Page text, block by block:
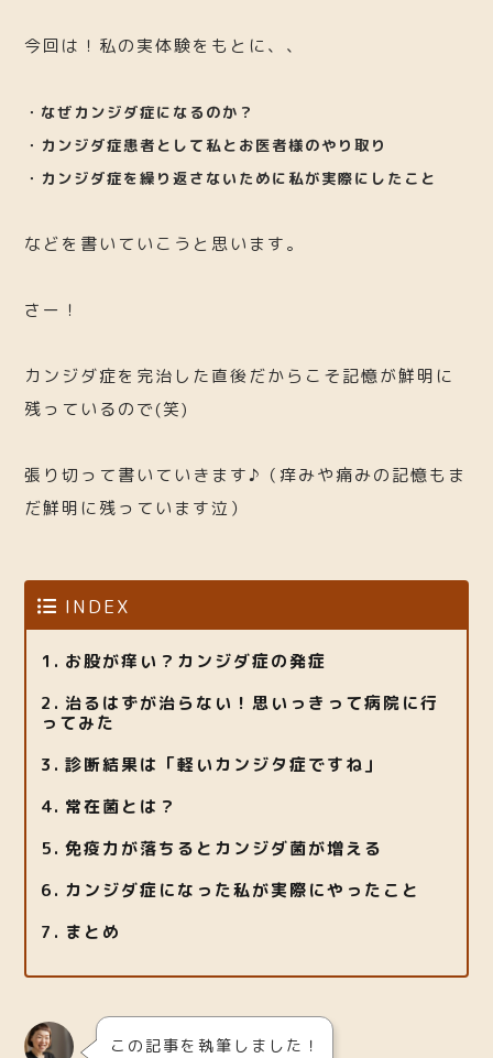
今回は！私の実体験をもとに、、
・なぜカンジダ症になるのか？
・カンジダ症患者として私とお医者様のやり取り
・カンジダ症を繰り返さないために私が実際にしたこと
などを書いていこうと思います。
さー！
カンジダ症を完治した直後だからこそ記憶が鮮明に
残っているので(笑)
張り切って書いていきます♪（痒みや痛みの記憶もま
だ鮮明に残っています泣）
INDEX
お股が痒い？カンジダ症の発症
治るはずが治らない！思いっきって病院に行
ってみた
診断結果は「軽いカンジタ症ですね」
常在菌とは？
免疫力が落ちるとカンジダ菌が増える
カンジダ症になった私が実際にやったこと
まとめ
この記事を執筆しました！